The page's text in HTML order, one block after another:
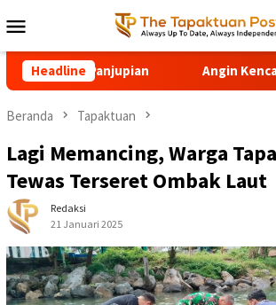
ke
kontenMobile
Headline
Angin Kencang Tumbangkan Pohon di
Beranda Tapaktuan
Lagi Memancing, Warga
Tewas Terseret Ombak Laut
Redaksi
21 Januari 2025